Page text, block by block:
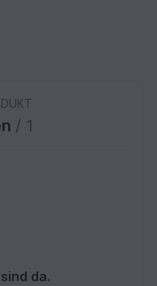
/ 1
da.